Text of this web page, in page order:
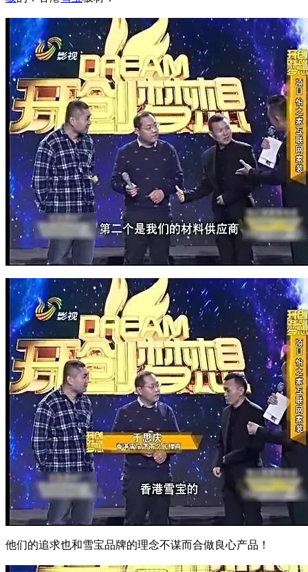
他们的追求也和雪宝品牌的理念不谋而合做良心产品！